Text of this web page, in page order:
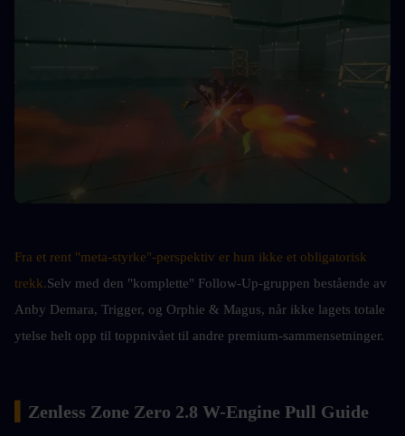
Fra et rent "meta-styrke"-perspektiv er hun ikke et obligatorisk
trekk.Selv med den "komplette" Follow-Up-gruppen bestående av
Anby Demara, Trigger, og Orphie & Magus, når ikke lagets totale
ytelse helt opp til toppnivået til andre premium-sammensetninger.
Zenless Zone Zero 2.8 W-Engine Pull Guide